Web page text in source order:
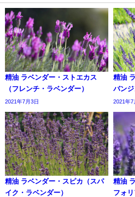
精油 ラベンダー・ストエカス
（フレンチ・ラベンダー）
2021年7月3日
精油
バンジ
2021年7
精油 ラベンダー・スピカ（スパ
イク・ラベンダー）
精油
フォ